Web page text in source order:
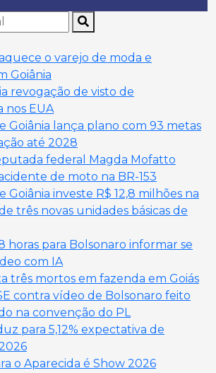
o varejo de moda e
Goiânia
revogação de visto de
nos EUA
Goiânia lança plano com 93 metas
até 2028
federal Magda Mofatto
de moto na BR-153
Goiânia investe R$ 12,8 milhões na
três novas unidades básicas de
horas para Bolsonaro informar se
com IA
três mortos em fazenda em Goiás
contra vídeo de Bolsonaro feito
na convenção do PL
para 5,12% expectativa de
o Aparecida é Show 2026